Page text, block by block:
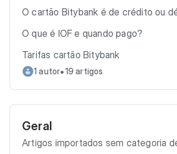
O cartão Bitybank é de crédito ou
O que é IOF e quando pago?
Tarifas cartão Bitybank
1 autor•19 artigos
Geral
Artigos importados sem categoria